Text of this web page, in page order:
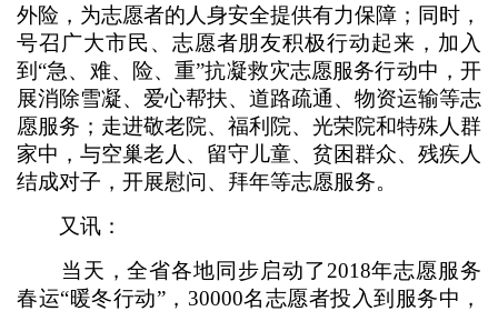
外险，为志愿者的人身安全提供有力保障；同时，
号召广大市民、志愿者朋友积极行动起来，加入
到“急、难、险、重”抗凝救灾志愿服务行动中，开
展消除雪凝、爱心帮扶、道路疏通、物资运输等志
愿服务；走进敬老院、福利院、光荣院和特殊人群
家中，与空巢老人、留守儿童、贫困群众、残疾人
结成对子，开展慰问、拜年等志愿服务。
又讯：
当天，全省各地同步启动了2018年志愿服务
春运“暖冬行动”，30000名志愿者投入到服务中，